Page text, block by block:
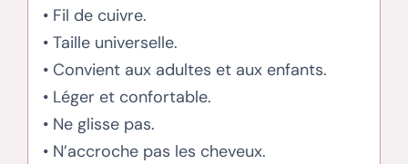
• Fil de cuivre.
• Taille universelle.
• Convient aux adultes et aux enfants.
• Léger et confortable.
• Ne glisse pas.
• N’accroche pas les cheveux.